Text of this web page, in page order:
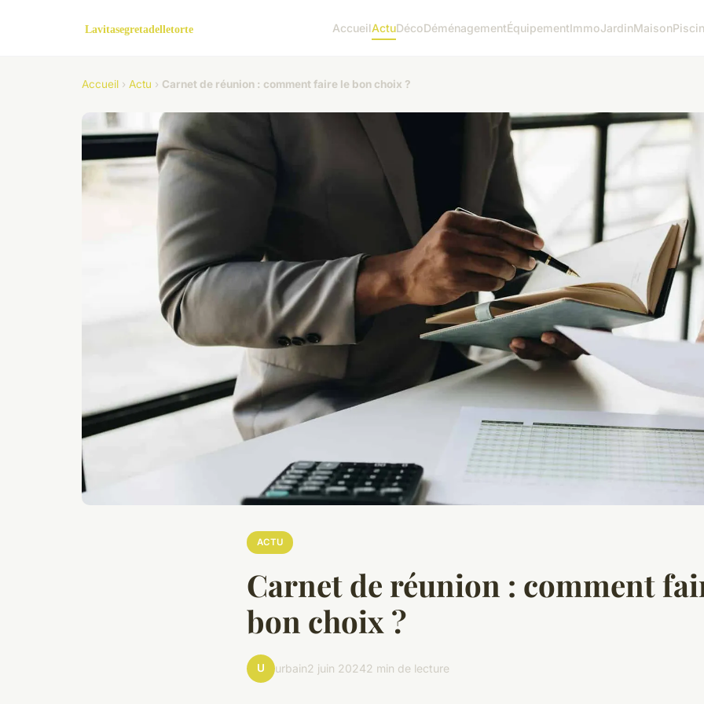
AccueilActuDécoDéménagementÉquipementImmoJardinMaison
Accueil › Actu › Carnet de réunion : comment faire le bon choix ?
ACTU
Carnet de réunion : comment
bon choix ?
U urbain2 juin 20242 min de lecture